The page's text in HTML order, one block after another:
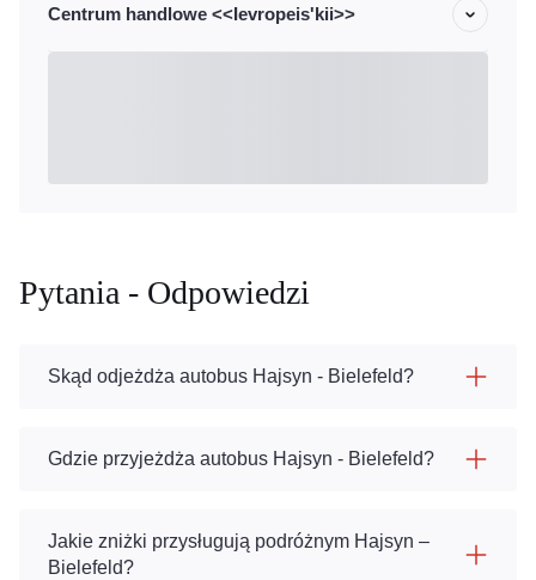
Centrum handlowe <<Ievropeis'kii>>
Pytania - Odpowiedzi
Skąd odjeżdża autobus Hajsyn - Bielefeld?
Gdzie przyjeżdża autobus Hajsyn - Bielefeld?
Jakie zniżki przysługują podróżnym Hajsyn –
Bielefeld?